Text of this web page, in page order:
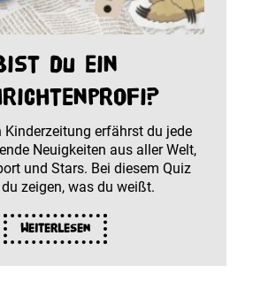
du ein
Kinderzeitung erfährst du jede
Neuigkeiten aus aller Welt,
und Stars. Bei diesem Quiz
zeigen, was du weißt.
Weiterlesen